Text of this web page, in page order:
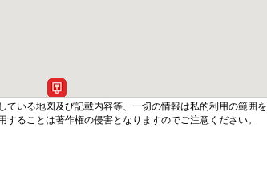
ている地図及び記載内容等、一切の情報は私的利用の範囲を
ることは著作権の侵害となりますのでご注意ください。